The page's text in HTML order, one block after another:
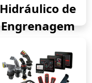
Hidráulico de
Engrenagem